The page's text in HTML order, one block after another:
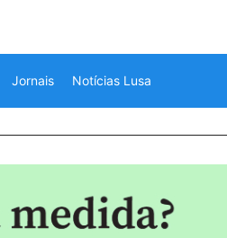
Jornais Notícias Lusa